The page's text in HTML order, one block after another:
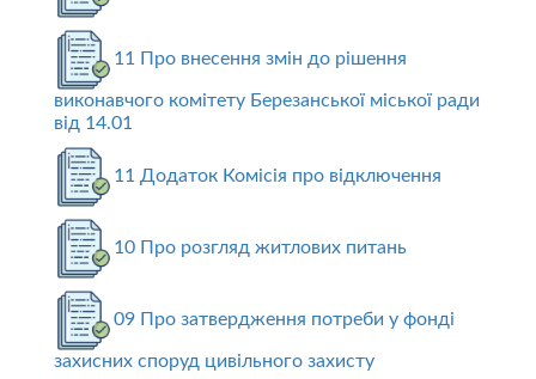
11 Про внесення змін до рішення
виконавчого комітету Березанської міської ради
від 14.01
11 Додаток Комісія про відключення
10 Про розгляд житлових питань
09 Про затвердження потреби у фонді
захисних споруд цивільного захисту